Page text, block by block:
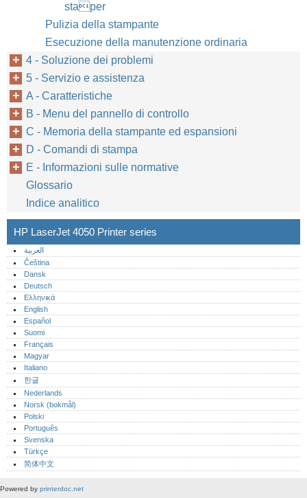
staper
Pulizia della stampante
Esecuzione della manutenzione ordinaria
4 - Soluzione dei problemi
5 - Servizio e assistenza
A - Caratteristiche
B - Menu del pannello di controllo
C - Memoria della stampante ed espansioni
D - Comandi di stampa
E - Informazioni sulle normative
Glossario
Indice analitico
HP LaserJet 4050 Printer series
العربية
Čeština
Dansk
Deutsch
Ελληνικά
English
Español
Suomi
Français
Magyar
Italiano
한글
Nederlands
Norsk (bokmål)‎
Polski
Português‎
Svenska
Türkçe
简体中文
Powered by printerdoc.net